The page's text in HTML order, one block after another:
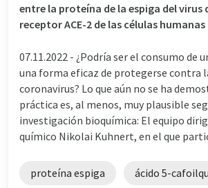
entre la proteína de la espiga del virus
receptor ACE-2 de las células humanas
07.11.2022 - ¿Podría ser el consumo de
una forma eficaz de protegerse contra
coronavirus? Lo que aún no se ha
práctica es, al menos, muy plausible
investigación bioquímica: El equipo
químico Nikolai Kuhnert, en el que
proteína espiga ácido 5-